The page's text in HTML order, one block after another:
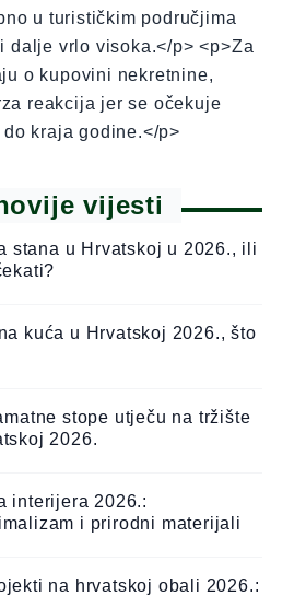
u turističkim područjima
dalje vrlo visoka.</p> <p>Za
o kupovini nekretnine,
reakcija jer se očekuje
kraja godine.</p>
vijesti
stana u Hrvatskoj u 2026., ili
kuća u Hrvatskoj 2026., što
stope utječu na tržište
2026.
interijera 2026.:
i prirodni materijali
na hrvatskoj obali 2026.: